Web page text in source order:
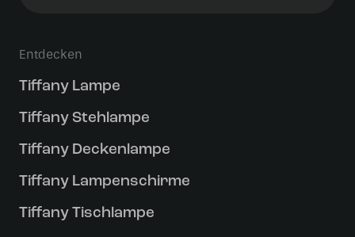
Entdecken
Tiffany Lampe
Tiffany Stehlampe
Tiffany Deckenlampe
Tiffany Lampenschirme
Tiffany Tischlampe